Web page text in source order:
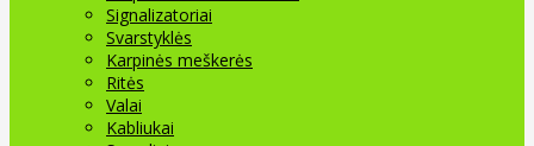
Signalizatoriai
Svarstyklės
Karpinės meškerės
Ritės
Valai
Kabliukai